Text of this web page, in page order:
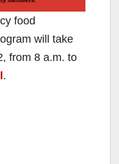
food
will take
from 8 a.m. to
.